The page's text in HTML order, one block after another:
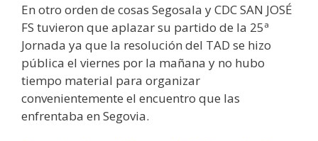
En otro orden de cosas Segosala y CDC SAN JOSÉ
FS tuvieron que aplazar su partido de la 25ª
Jornada ya que la resolución del TAD se hizo
pública el viernes por la mañana y no hubo
tiempo material para organizar
convenientemente el encuentro que las
enfrentaba en Segovia.